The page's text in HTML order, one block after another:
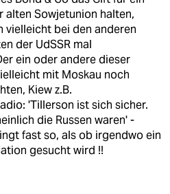
alten Sowjetunion halten,
vielleicht bei den anderen
der UdSSR mal
ein oder andere dieser
mit Moskau noch
Kiew z.B.
'Tillerson ist sich sicher.
die Russen waren' -
fast so, als ob irgendwo ein
gesucht wird !!